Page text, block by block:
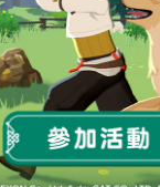
關卡獲得積分，除
九宵」。